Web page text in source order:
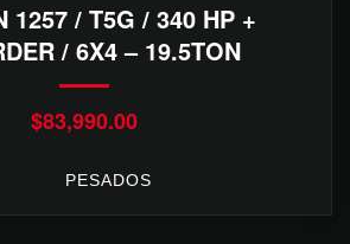
1257 / T5G / 340 HP +
/ 6X4 – 19.5TON
$83,990.00
PESADOS